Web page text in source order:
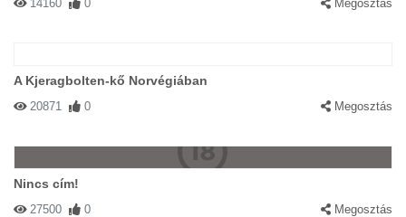
14160 0 Megosztás
A Kjeragbolten-kő Norvégiában
20871 0 Megosztás
Nincs cím!
27500 0 Megosztás